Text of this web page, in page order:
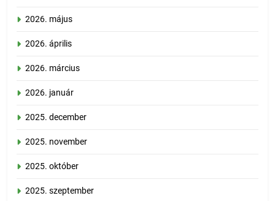
2026. május
2026. április
2026. március
2026. január
2025. december
2025. november
2025. október
2025. szeptember